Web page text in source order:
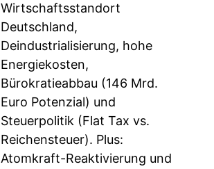
Wirtschaftsstandort
Deutschland,
Deindustrialisierung, hohe
Energiekosten,
Bürokratieabbau (146 Mrd.
Euro Potenzial) und
Steuerpolitik (Flat Tax vs.
Reichensteuer). Plus:
Atomkraft-Reaktivierung und